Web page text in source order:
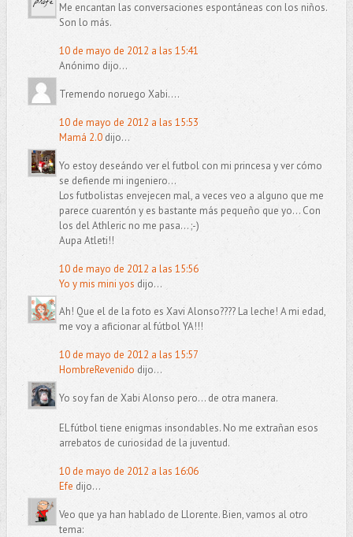
Me encantan las conversaciones espontáneas con los niños.
Son lo más.
10 de mayo de 2012 a las 15:41
Anónimo dijo...
Tremendo noruego Xabi....
10 de mayo de 2012 a las 15:53
Mamá 2.0dijo...
Yo estoy deseándo ver el futbol con mi princesa y ver cómo
se defiende mi ingeniero...
Los futbolistas envejecen mal, a veces veo a alguno que me
parece cuarentón y es bastante más pequeño que yo... Con
los del Athleric no me pasa... ;-)
Aupa Atleti!!
10 de mayo de 2012 a las 15:56
Yo y mis mini yos dijo...
Ah! Que el de la foto es Xavi Alonso???? La leche! A mi edad,
me voy a aficionar al fútbol YA!!!
10 de mayo de 2012 a las 15:57
HombreRevenido dijo...
Yo soy fan de Xabi Alonso pero... de otra manera.
EL fútbol tiene enigmas insondables. No me extrañan esos
arrebatos de curiosidad de la juventud.
10 de mayo de 2012 a las 16:06
Efe dijo...
Veo que ya han hablado de Llorente. Bien, vamos al otro
tema: